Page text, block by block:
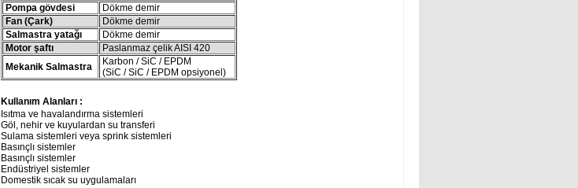
Pompa gövdesi
Dökme demir
Fan (Çark)
Dökme demir
Salmastra yatağı
Dökme demir
Motor şaftı
Paslanmaz çelik AISI 420
Mekanik Salmastra
Karbon / SiC / EPDM
(SiC / SiC / EPDM opsiyonel)
Kullanım Alanları :
Isıtma ve havalandırma sistemleri
Göl, nehir ve kuyulardan su transferi
Sulama sistemleri veya sprink sistemleri
Basınçlı sistemler
Basınçlı sistemler
Endüstriyel sistemler
Domestik sıcak su uygulamaları